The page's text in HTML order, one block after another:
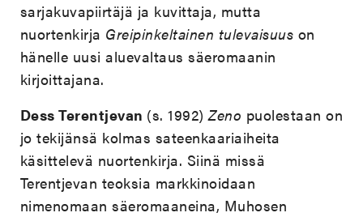
sarjakuvapiirtäjä ja kuvittaja, mutta
nuortenkirja Greipinkeltainen tulevaisuus on
hänelle uusi aluevaltaus säeromaanin
kirjoittajana.
Dess Terentjevan (s. 1992)Zeno puolestaan on
jo tekijänsä kolmas sateenkaariaiheita
käsittelevä nuortenkirja. Siinä missä
Terentjevan teoksia markkinoidaan
nimenomaan säeromaaneina, Muhosen